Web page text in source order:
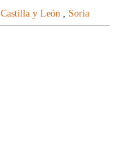
Castilla y León, Soria